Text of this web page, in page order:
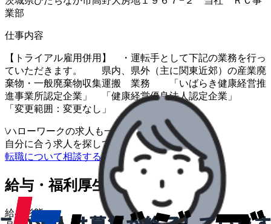
業部
仕事内容
【トライアル雇用併用】 ・運転手として下記の業務を行っ
ていただきます。 県内、県外（主に関東近郊）の産業廃
棄物・一般廃棄物収集運搬 業務 「いばらき健康経営推
進事業所認定企業」 「健康経営優良法人認定企業」
「変更範囲：変更なし」
\ハローワークの求人も一括管理
自分に合う求人を探してもらう/
転職について相談する
給与・福利厚生
給与形態